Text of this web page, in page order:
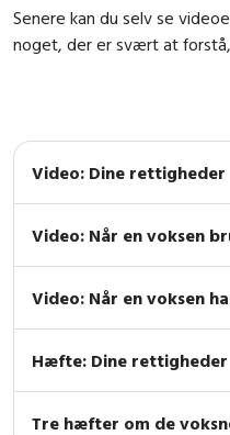
Senere kan du selv se
noget, der er svært at
Video: Dine rettigheder
Video: Når en voksen
Video: Når en voksen
Hæfte: Dine rettigheder
Tre hæfter om de